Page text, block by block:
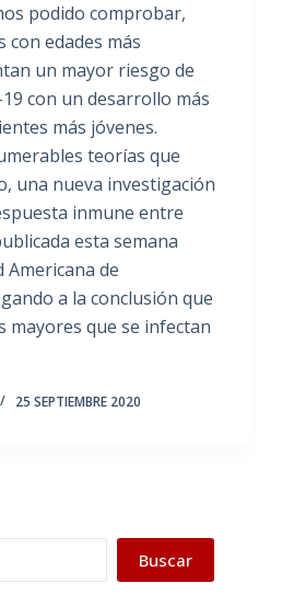
podido comprobar,
con edades más
un mayor riesgo de
con un desarrollo más
más jóvenes.
teorías que
una nueva investigación
inmune entre
esta semana
Americana de
a la conclusión que
mayores que se infectan
25 SEPTIEMBRE 2020
Buscar